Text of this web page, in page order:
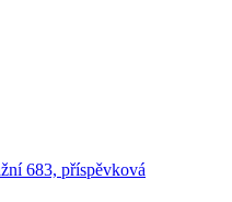
683, příspěvková